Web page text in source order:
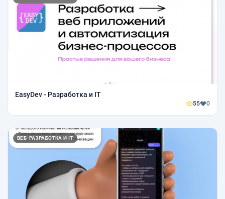
EasyDev - Разработка и IT
55 0
ВЕБ-РАЗРАБОТКА И IT